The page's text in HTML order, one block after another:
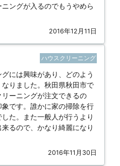
ングが入るのでもうやめら
2016年12月11日
ハウスクリーニング
には興味があり、どのよう
りました。秋田県秋田市で
ーニングが注文できるの
です。誰かに家の掃除を行
た。また一般人が行うより
るので、かなり綺麗になり
2016年11月30日